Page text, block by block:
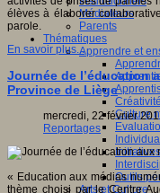
Médiateurs
Parents
Thématiques
Apprendre et
Créativité
Culture
Initiatives
Outils
Arts et Culture
élèves à élaborer
parole.
En savoir plus...
Journée de l’éducation
Province de Liège
mercredi, 22 février
Reportages
« Education aux médias
thème choisi par le Centre